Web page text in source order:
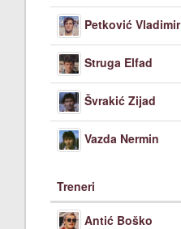
Petković Vladimir
Struga Elfad
Švrakić Zijad
Vazda Nermin
Treneri
Antić Boško